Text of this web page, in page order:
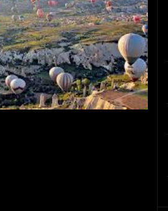
Get Reliable Calibration
Ultrasonic Thickness Gauge Inspection in